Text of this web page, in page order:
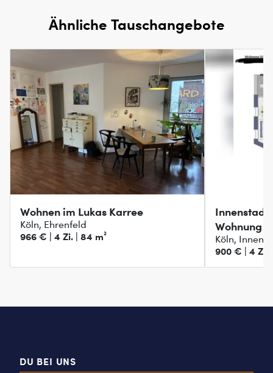
Ähnliche Tauschangebote
Wohnen im Lukas Karree
Köln, Ehrenfeld
966 € | 4 Zi. | 84 m²
Wohnung
Köln,
900 € | 4 Zi.
DU BEI UNS